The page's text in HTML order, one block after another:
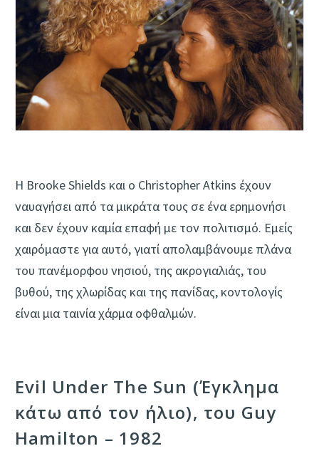
Η Brooke Shields και ο Christopher Atkins έχουν
ναυαγήσει από τα μικράτα τους σε ένα ερημονήσι
και δεν έχουν καμία επαφή με τον πολιτισμό. Εμείς
χαιρόμαστε για αυτό, γιατί απολαμβάνουμε πλάνα
του πανέμορφου νησιού, της ακρογιαλιάς, του
βυθού, της χλωρίδας και της πανίδας, κοντολογίς
είναι μια ταινία χάρμα οφθαλμών.
Evil Under The Sun (Έγκλημα
κάτω από τον ήλιο), του Guy
Hamilton – 1982